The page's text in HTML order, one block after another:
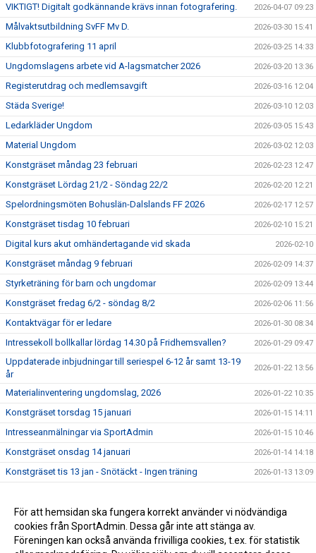
VIKTIGT! Digitalt godkännande krävs innan fotografering. 2026-04-07 09:23
Målvaktsutbildning SvFF Mv D. 2026-03-30 15:41
Klubbfotografering 11 april 2026-03-25 14:33
Ungdomslagens arbete vid A-lagsmatcher 2026 2026-03-20 13:36
Registerutdrag och medlemsavgift 2026-03-16 12:04
Städa Sverige! 2026-03-10 12:03
Ledarkläder Ungdom 2026-03-05 15:43
Material Ungdom 2026-03-02 12:03
Konstgräset måndag 23 februari 2026-02-23 12:47
Konstgräset Lördag 21/2 - Söndag 22/2 2026-02-20 12:21
Spelordningsmöten Bohuslän-Dalslands FF 2026 2026-02-17 12:57
Konstgräset tisdag 10 februari 2026-02-10 15:21
Digital kurs akut omhändertagande vid skada 2026-02-10
Konstgräset måndag 9 februari 2026-02-09 14:37
Styrketräning för barn och ungdomar 2026-02-09 13:44
Konstgräset fredag 6/2 - söndag 8/2 2026-02-06 11:56
Kontaktvägar för er ledare 2026-01-30 08:34
Intressekoll bollkallar lördag 14.30 på Fridhemsvallen? 2026-01-29 09:47
Uppdaterade inbjudningar till seriespel 6-12 år samt 13-19
år
2026-01-22 13:56
Materialinventering ungdomslag, 2026 2026-01-22 10:35
Konstgräset torsdag 15 januari 2026-01-15 14:11
Intresseanmälningar via SportAdmin 2026-01-15 10:46
Konstgräset onsdag 14 januari 2026-01-14 14:18
Konstgräset tis 13 jan - Snötäckt - Ingen träning 2026-01-13 13:09
Nya matchställ 2026 2026-01-06 12:47
Anmälan seriespel 6-12 år 2026 2026-01-06 12:37
För att hemsidan ska fungera korrekt använder vi nödvändiga
cookies från SportAdmin. Dessa går inte att stänga av.
Föreningen kan också använda frivilliga cookies, t.ex. för statistik